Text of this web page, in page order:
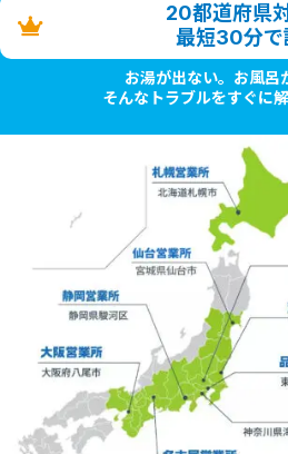
20都道府県
最短30分で
お湯が出ない。お風呂
そんなトラブルをすぐに解